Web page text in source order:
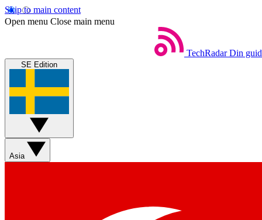
Skip to main content
Open menu Close main menu
TechRadar Din
SE Edition
Asia